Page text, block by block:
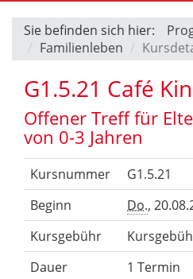
Sie befinden sich hier:
Familienleben
G1.5.21 Café
Offener Treff für
von 0-3 Jahren
Kursnummer
G1.5.21
Beginn
Do.,
Kursgebühr
Dauer
1 Termin